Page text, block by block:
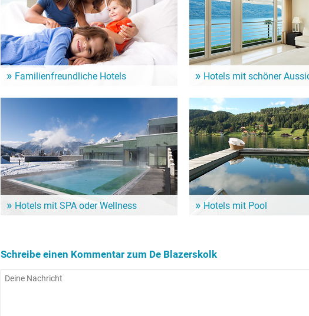
Familienfreundliche Hotels
zum De Blazerskolk und seinen zahlreichen
Hotels mit schöner
Sehenswürdigkeit: Diese Hotels in
Blazerskolk bieten großartige
Hotels mit SPA oder Wellness Hotels mit Pool
Schreibe einen Kommentar zum De Blazerskolk